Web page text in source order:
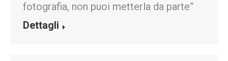
fotografia, non puoi metterla da parte”
Dettagli